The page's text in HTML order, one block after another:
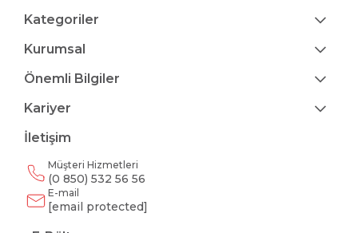
Kategoriler
Kurumsal
Önemli Bilgiler
Kariyer
İletişim
Müşteri Hizmetleri
(0 850) 532 56 56
E-mail
[email protected]